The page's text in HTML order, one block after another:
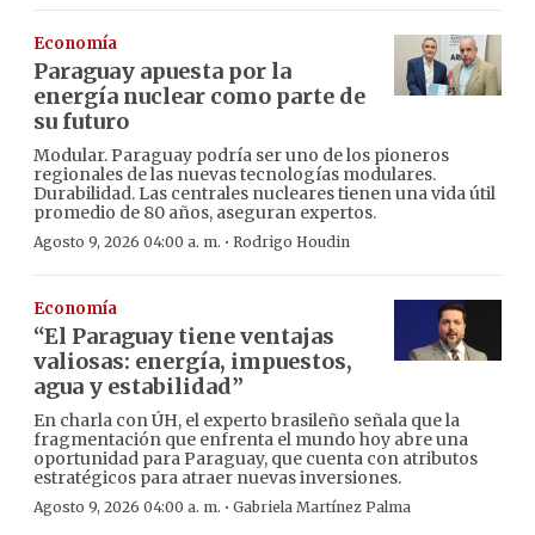
Economía
Paraguay apuesta por la
energía nuclear como parte de
su futuro
Modular. Paraguay podría ser uno de los pioneros
regionales de las nuevas tecnologías modulares.
Durabilidad. Las centrales nucleares tienen una vida útil
promedio de 80 años, aseguran expertos.
Agosto 9, 2026 04:00 a. m. · Rodrigo Houdin
Economía
“El Paraguay tiene ventajas
valiosas: energía, impuestos,
agua y estabilidad”
En charla con ÚH, el experto brasileño señala que la
fragmentación que enfrenta el mundo hoy abre una
oportunidad para Paraguay, que cuenta con atributos
estratégicos para atraer nuevas inversiones.
Agosto 9, 2026 04:00 a. m. · Gabriela Martínez Palma